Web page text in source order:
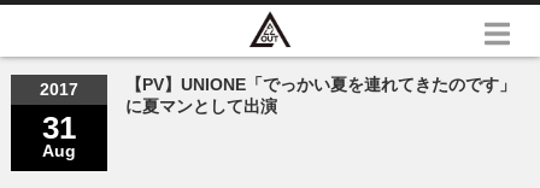
2017
31
Aug
【PV】UNIONE「でっかい夏を連れてきたのです」
に夏マンとして出演